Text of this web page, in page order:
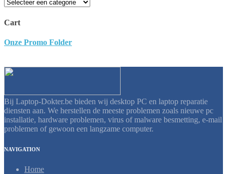
Cart
Onze Promo Folder
Bij Laptop-Dokter.be bieden wij desktop PC en laptop reparatie
diensten aan. We herstellen de meeste problemen zoals nieuwe pc
installatie, hardware problemen, virus of malware besmetting, e-mail
problemen of gewoon een langzame computer.
NAVIGATION
Home